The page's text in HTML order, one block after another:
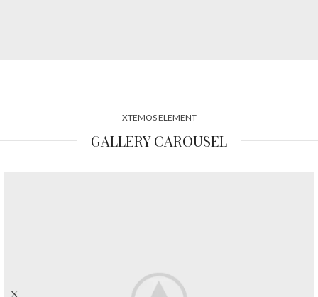
XTEMOS ELEMENT
GALLERY CAROUSEL